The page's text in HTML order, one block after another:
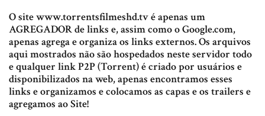
O site www.torrentsfilmeshd.tv é apenas um
AGREGADOR de links e, assim como o Google.com,
apenas agrega e organiza os links externos. Os arquivos
aqui mostrados não são hospedados neste servidor todo
e qualquer link P2P (Torrent) é criado por usuários e
disponibilizados na web, apenas encontramos esses
links e organizamos e colocamos as capas e os trailers e
agregamos ao Site!